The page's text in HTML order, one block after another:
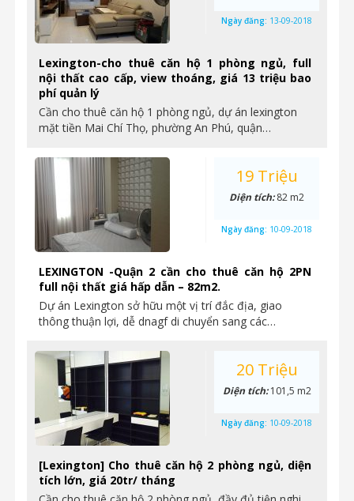
Lexington-cho thuê căn hộ 1 phòng ngủ, full
nội thất cao cấp, view thoáng, giá 13 triệu bao
phí quản lý
Cần cho thuê căn hộ 1 phòng ngủ, dự án lexington
mặt tiền Mai Chí Thọ, phường An Phú, quận…
Ngày đăng: 13-09-2018
LEXINGTON -Quận 2 cần cho thuê căn hộ 2PN
full nội thất giá hấp dẫn – 82m2.
Dự án Lexington sở hữu một vị trí đắc địa, giao
thông thuận lợi, dễ dnagf di chuyển sang các…
19 Triệu
Diện tích:82 m2
Ngày đăng: 10-09-2018
[Lexington] Cho thuê căn hộ 2 phòng ngủ, diện
tích lớn, giá 20tr/ tháng
20 Triệu
Diện tích:101,5 m2
Ngày đăng: 10-09-2018